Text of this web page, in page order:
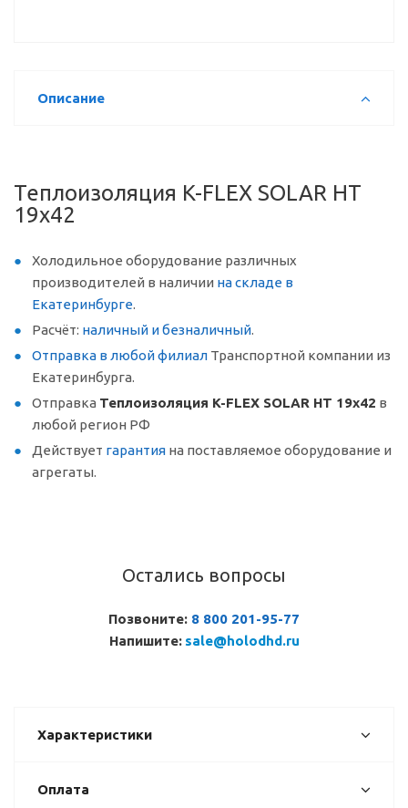
Описание
Теплоизоляция K-FLEX SOLAR HT
19x42
Холодильное оборудование различных
производителей в наличии на складе в
Екатеринбурге.
Расчёт: наличный и безналичный.
Отправка в любой филиал Транспортной компании из
Екатеринбурга.
Отправка Теплоизоляция K-FLEX SOLAR HT 19x42 в
любой регион РФ
Действует гарантия на поставляемое оборудование и
агрегаты.
Остались вопросы
Позвоните: 8 800 201-95-77
Напишите: sale@holodhd.ru
Характеристики
Оплата